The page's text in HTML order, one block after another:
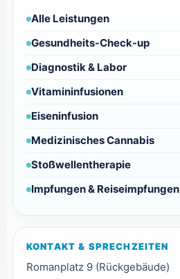
Alle Leistungen
Gesundheits-Check-up
Diagnostik & Labor
Vitamininfusionen
Eiseninfusion
Medizinisches Cannabis
Stoßwellentherapie
Impfungen & Reiseimpfungen
KONTAKT & SPRECHZEITEN
Romanplatz 9 (Rückgebäude)